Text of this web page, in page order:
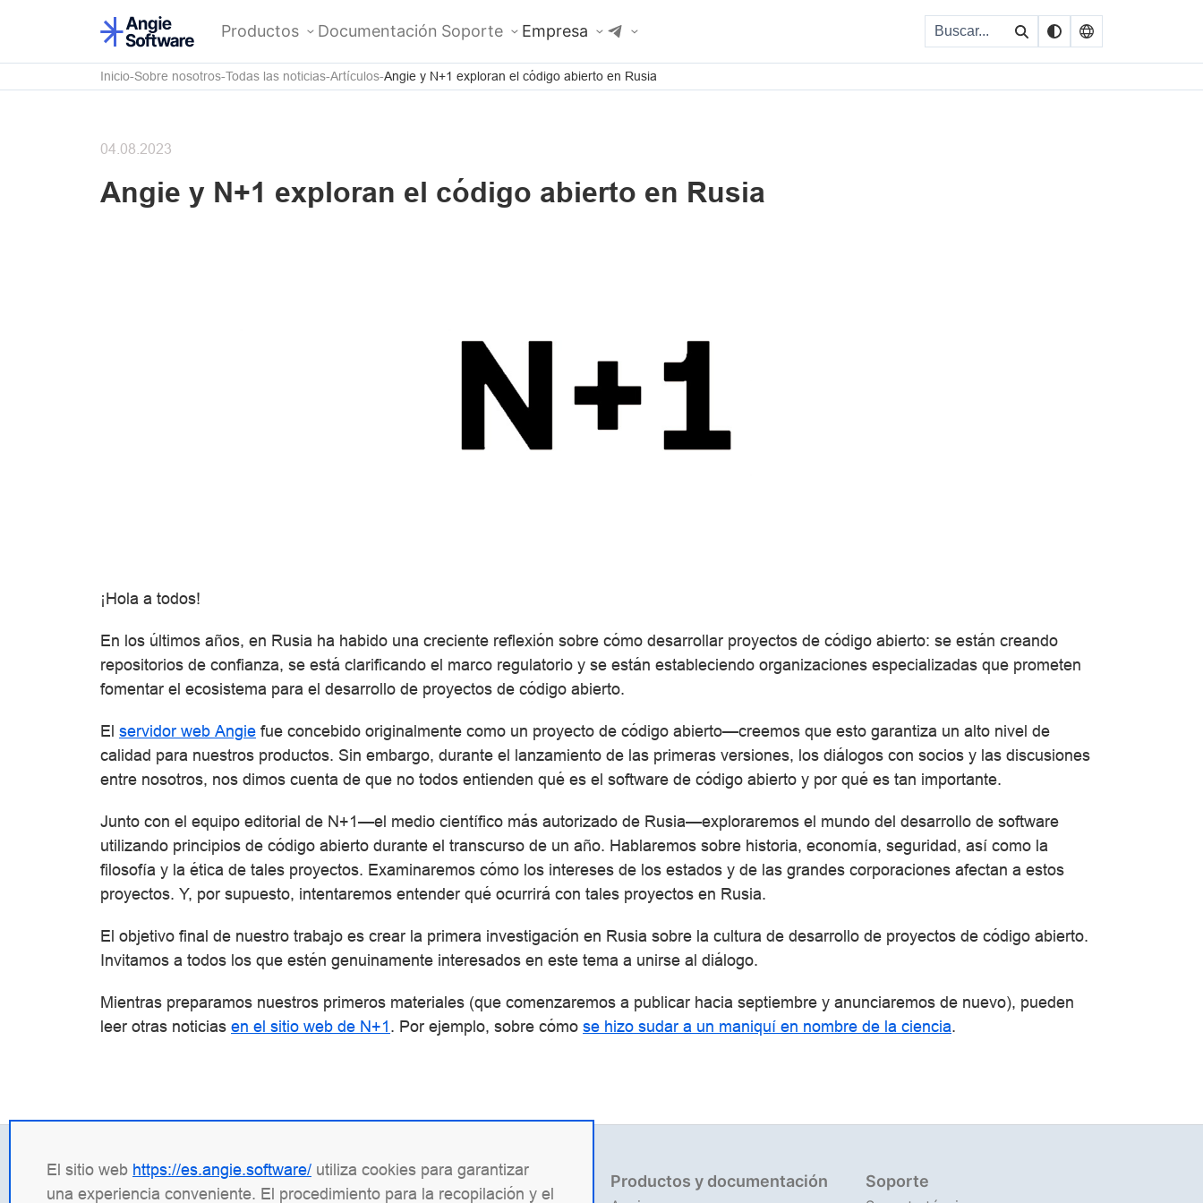
Productos Documentación Soporte Empresa
Inicio Sobre nosotros Todas las noticias Artículos Angie y N+1 exploran el código abierto en Rusia
Angie y N+1 exploran el código abierto en Rusia
04.08.2023
¡Hola a todos!
En los últimos años, en Rusia ha habido una creciente reflexión sobre cómo desarrollar proyectos de código abierto: se están creando
repositorios de confianza, se está clarificando el marco regulatorio y se están estableciendo organizaciones especializadas que prometen
fomentar el ecosistema para el desarrollo de proyectos de código abierto.
El servidor web Angie fue concebido originalmente como un proyecto de código abierto—creemos que esto garantiza un alto nivel de
calidad para nuestros productos. Sin embargo, durante el lanzamiento de las primeras versiones, los diálogos con socios y las discusiones
entre nosotros, nos dimos cuenta de que no todos entienden qué es el software de código abierto y por qué es tan importante.
Junto con el equipo editorial de N+1—el medio científico más autorizado de Rusia—exploraremos el mundo del desarrollo de software
utilizando principios de código abierto durante el transcurso de un año. Hablaremos sobre historia, economía, seguridad, así como la
filosofía y la ética de tales proyectos. Examinaremos cómo los intereses de los estados y de las grandes corporaciones afectan a estos
proyectos. Y, por supuesto, intentaremos entender qué ocurrirá con tales proyectos en Rusia.
El objetivo final de nuestro trabajo es crear la primera investigación en Rusia sobre la cultura de desarrollo de proyectos de código abierto.
Invitamos a todos los que estén genuinamente interesados en este tema a unirse al diálogo.
Mientras preparamos nuestros primeros materiales (que comenzaremos a publicar hacia septiembre y anunciaremos de nuevo), pueden
leer otras noticias en el sitio web de N+1. Por ejemplo, sobre cómo se hizo sudar a un maniquí en nombre de la ciencia.
El sitio web https://es.angie.software/ utiliza cookies para garantizar
una experiencia conveniente. El procedimiento para la recopilación y el
Contactos Información legal Productos y documentación Soporte